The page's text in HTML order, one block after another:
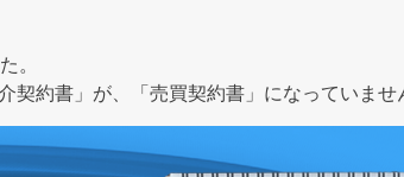
。
約書」が、「売買契約書」になっていませ